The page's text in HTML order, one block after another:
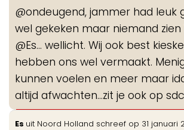
@ondeugend, jammer had leuk
wel gekeken maar niemand zien
@Es... wellicht. Wij ook best
hebben ons wel vermaakt.
kunnen voelen en meer maar
altijd afwachten...zit je ook op
Es uit Noord Holland schreef op 31 januari